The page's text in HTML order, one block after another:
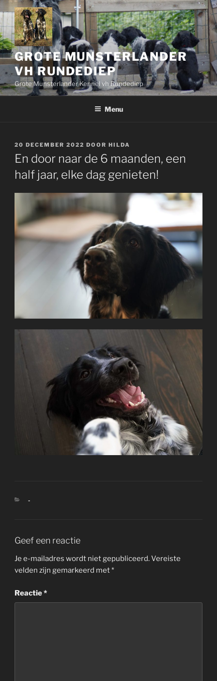
Ga
naar
de
inhoud
GROTE MUNSTERLANDER
VH RUNDEDIEP
Grote Munsterlander Kennel vh Rundediep
Menu
GEPLAATST
OP
20 DECEMBER 2022 DOOR HILDA
En door naar de 6 maanden, een
half jaar, elke dag genieten!
CATEGORIEËN
-
Geef een reactie
Je e-mailadres wordt niet gepubliceerd.Vereiste
velden zijn gemarkeerd met*
Reactie*